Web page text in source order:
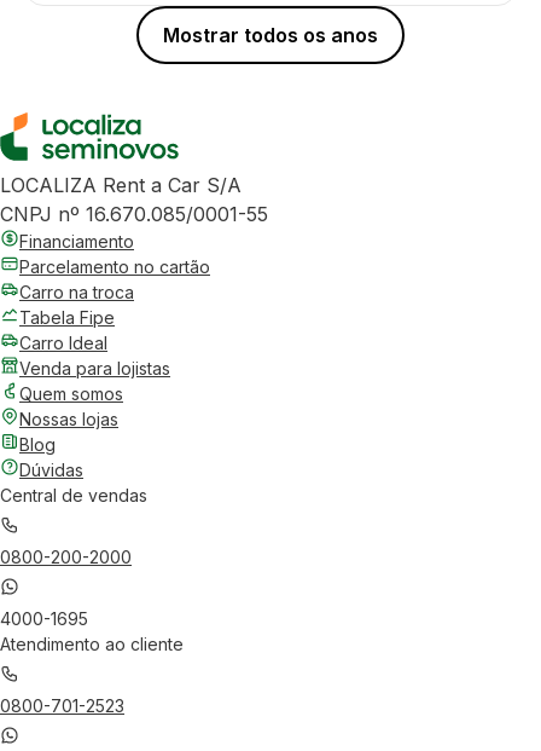
Mostrar todos os anos
LOCALIZA Rent a Car S/A
CNPJ nº 16.670.085/0001-55
Financiamento
Parcelamento no cartão
Carro na troca
Tabela Fipe
Carro Ideal
Venda para lojistas
Quem somos
Nossas lojas
Blog
Dúvidas
Central de vendas
0800-200-2000
4000-1695
Atendimento ao cliente
0800-701-2523